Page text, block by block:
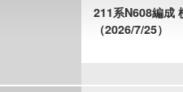
211系N608編成
（2026/7/25）